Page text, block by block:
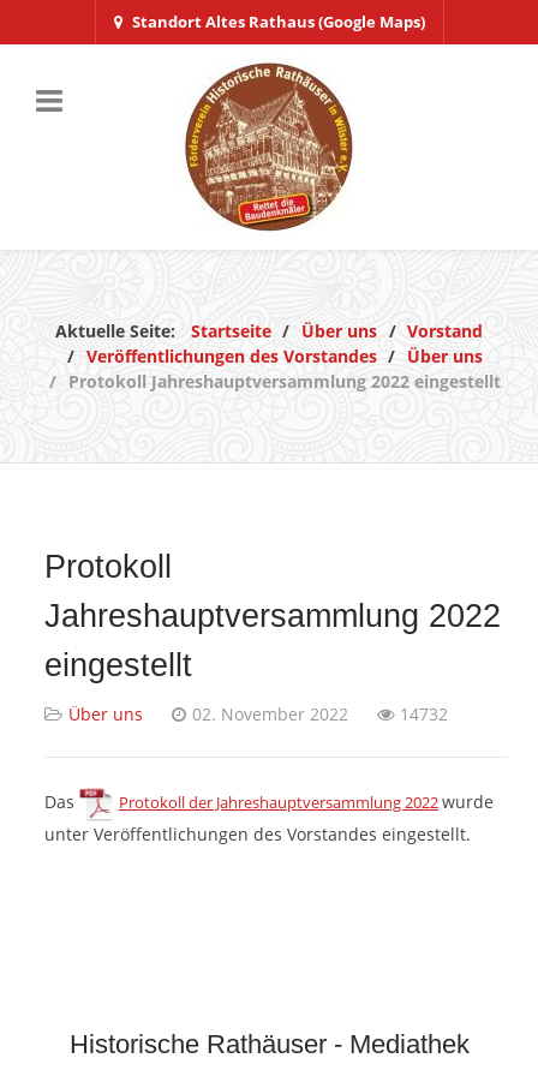
Standort Altes Rathaus (Google Maps)
Aktuelle Seite: Startseite Über uns
Vorstand
Veröffentlichungen des Vorstandes
Über uns
Protokoll Jahreshauptversammlung 2022 eingestellt
Protokoll
Jahreshauptversammlung 2022
eingestellt
Über uns 02. November 2022 14732
Das Protokoll der Jahreshauptversammlung 2022wurde
unter Veröffentlichungen des Vorstandes eingestellt.
Historische Rathäuser - Mediathek